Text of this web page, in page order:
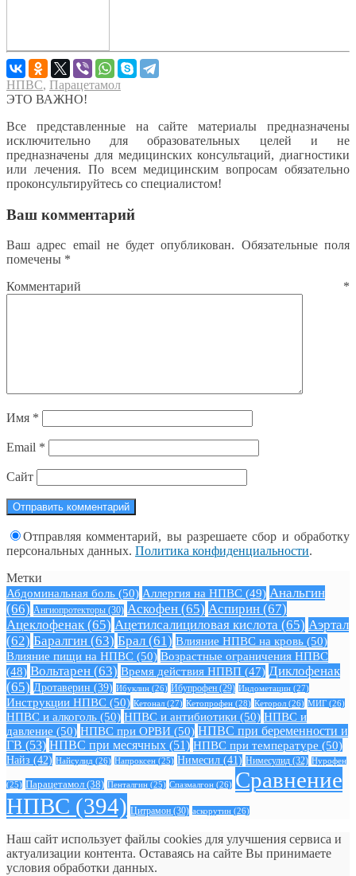
НПВС, Парацетамол
ЭТО ВАЖНО!
Все представленные на сайте материалы предназначены
исключительно для образовательных целей и не
предназначены для медицинских консультаций, диагностики
или лечения. По всем медицинским вопросам обязательно
проконсультируйтесь со специалистом!
Ваш комментарий
Ваш адрес email не будет опубликован. Обязательные поля
помечены *
Комментарий *
Имя *
Email *
Сайт
Отправляя комментарий, вы разрешаете сбор и обработку
персональных данных. Политика конфиденциальности.
Метки
Абдоминальная боль (50) Аллергия на НПВС (49) Анальгин
(66) Ангиопротекторы (30) Аскофен (65) Аспирин (67)
Ацеклофенак (65) Ацетилсалициловая кислота (65) Аэртал
(62) Баралгин (63) Брал (61) Влияние НПВС на кровь (50)
Влияние пищи на НПВС (50) Возрастные ограничения НПВС
(48) Вольтарен (63) Время действия НПВП (47) Диклофенак
(65) Дротаверин (39) Ибуклин (26) Ибупрофен (29) Индометацин (27)
Инструкции НПВС (50) Кетонал (27) Кетопрофен (28) Кеторол (26) МИГ (26)
НПВС и алкоголь (50) НПВС и антибиотики (50) НПВС и
давление (50) НПВС при ОРВИ (50) НПВС при беременности и
ГВ (53) НПВС при месячных (51) НПВС при температуре (50)
Найз (42) Найсулид (26) Напроксен (25) Нимесил (41) Нимесулид (32) Нурофен
(25) Парацетамол (38) Пенталгин (25) Спазмалгон (26) Сравнение
НПВС (394) Цитрамон (30) аскорутин (26)
Наш сайт использует файлы cookies для улучшения сервиса и
актуализации контента. Оставаясь на сайте Вы принимаете
условия обработки данных.